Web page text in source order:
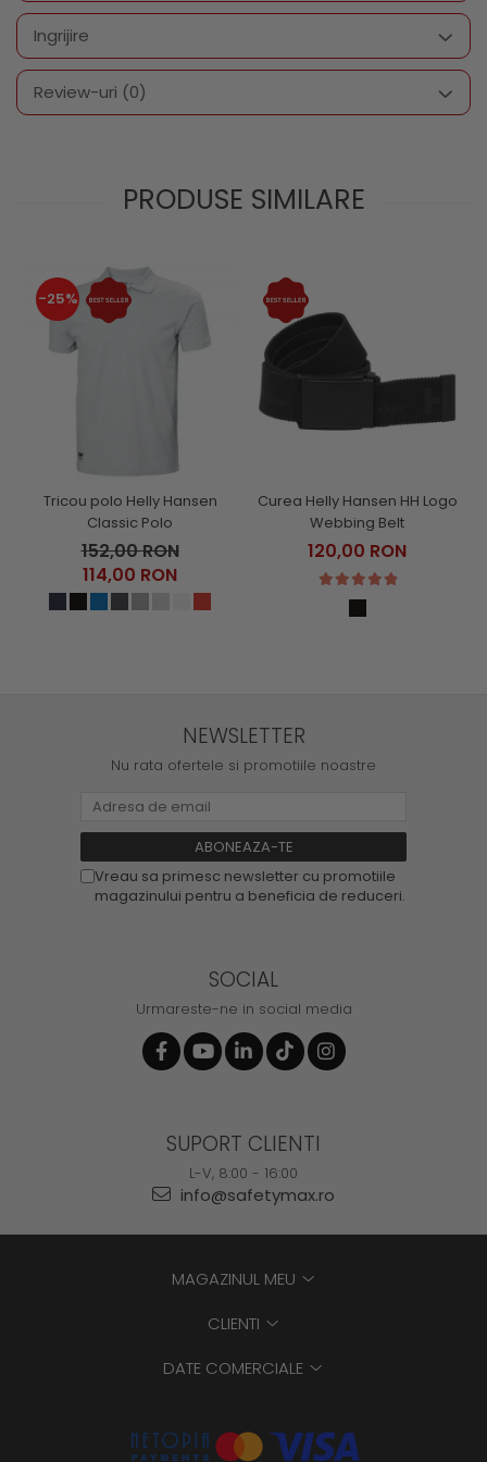
Ingrijire
Review-uri (0)
PRODUSE SIMILARE
-25%
Tricou polo Helly Hansen
Classic Polo
152,00 RON
114,00 RON
Curea Helly Hansen HH Logo
Webbing Belt
120,00 RON
NEWSLETTER
Nu rata ofertele si promotiile noastre
Vreau sa primesc newsletter cu promotiile
magazinului pentru a beneficia de reduceri.
SOCIAL
Urmareste-ne in social media
SUPORT CLIENTI
L-V, 8:00 - 16:00
info@safetymax.ro
MAGAZINUL MEU
CLIENTI
DATE COMERCIALE